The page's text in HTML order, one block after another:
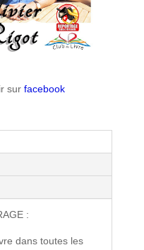
sur facebook
:
dans toutes les